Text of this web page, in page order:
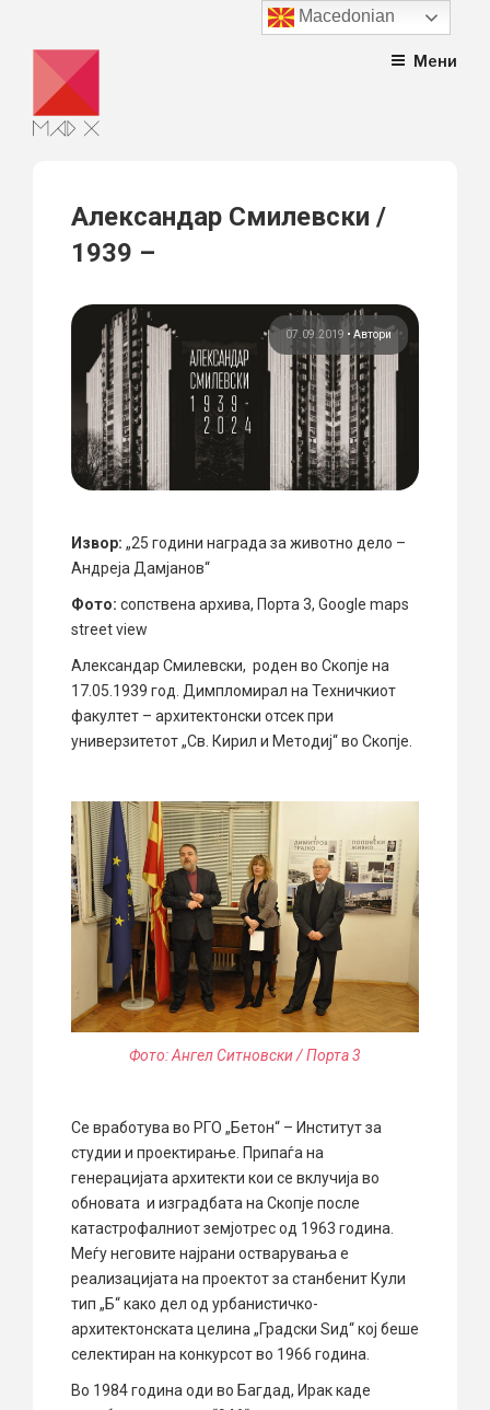
content
Мени
Александар Смилевски /
1939 –
07.09.2019 • Автори
Извор: „25 години награда за животно дело –
Андреја Дамјанов“
Фото: сопствена архива, Порта 3, Google maps
street view
Александар Смилевски, роден во Скопје на
17.05.1939 год. Димпломирал на Техничкиот
факултет – архитектонски отсек при
универзитетот „Св. Кирил и Методиј“ во Скопје.
Фото: Ангел Ситновски / Порта 3
Се вработува во РГО „Бетон“ – Институт за
студии и проектирање. Припаѓа на
генерацијата архитекти кои се вклучија во
обновата и изградбата на Скопје после
катастрофалниот земјотрес од 1963 година.
Меѓу неговите најрани остварувања е
реализацијата на проектот за станбенит Кули
тип „Б“ како дел од урбанистичко-
архитектонската целина „Градски Ѕид“ кој беше
селектиран на конкурсот во 1966 година.
Во 1984 година оди во Багдад, Ирак каде
Macedonian